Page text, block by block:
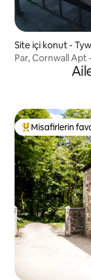
Site içi konut -
Par, Cornwall Apt
Misafirlerin
Misafirlerin